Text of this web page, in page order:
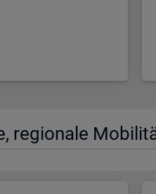
re­gio­na­le